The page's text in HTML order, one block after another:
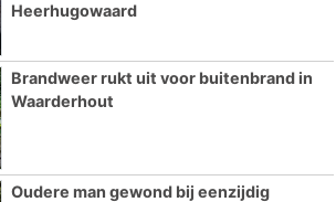
Heerhugowaard
Brandweer rukt uit voor buitenbrand in
Waarderhout
Oudere man gewond bij eenzijdig